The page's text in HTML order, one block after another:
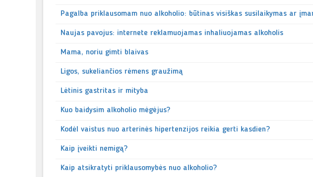
Pagalba priklausomam nuo alkoholio: būtinas visiškas susilaikymas ar
Naujas pavojus: internete reklamuojamas inhaliuojamas alkoholis
Mama, noriu gimti blaivas
Ligos, sukeliančios rėmens graužimą
Lėtinis gastritas ir mityba
Kuo baidysim alkoholio mėgėjus?
Kodėl vaistus nuo arterinės hipertenzijos reikia gerti kasdien?
Kaip įveikti nemigą?
Kaip atsikratyti priklausomybės nuo alkoholio?